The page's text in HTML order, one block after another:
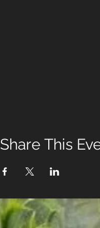
Share This